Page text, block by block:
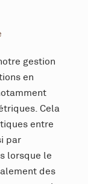
gestion
en
Cela
entre
par
lorsque le
des